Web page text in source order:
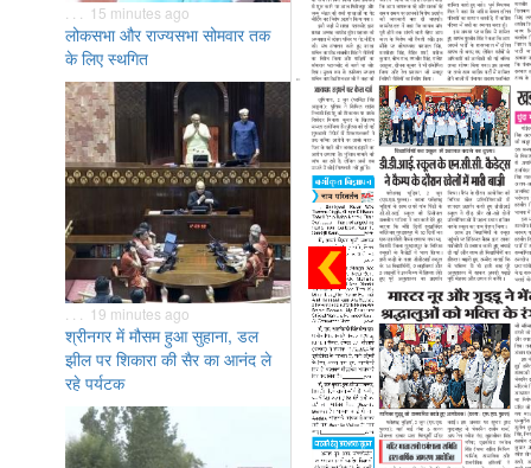
. . . 15 minutes ago
लोकसभा और राज्यसभा सोमवार तक
के लिए स्थगित
. . . 19 minutes ago
श्रीनगर में मौसम हुआ सुहाना, डल
झील पर शिकारा की सैर का आनंद ले
रहे पर्यटक